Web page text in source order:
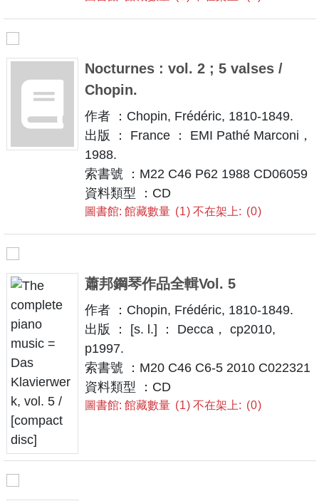
Nocturnes : vol. 2 ; 5 valses /
Chopin.
作者 ：Chopin, Frédéric, 1810-1849.
出版 ： France ： EMI Pathé Marconi，
1988.
索書號 ：M22 C46 P62 1988 CD06059
資料類型 ：CD
圖書館: 館藏數量 1 不在架上: 0
蕭邦鋼琴作品全輯Vol. 5
作者 ：Chopin, Frédéric, 1810-1849.
出版 ： [s. l.] ： Decca， cp2010,
p1997.
索書號 ：M20 C46 C6-5 2010 C022321
資料類型 ：CD
圖書館: 館藏數量 1 不在架上: 0